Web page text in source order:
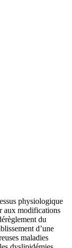
physiologique
aux modifications
du
d’une
maladies